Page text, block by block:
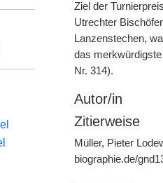
Ziel der
Utrechter
Lanzenstechen,
das
Nr. 314).
Autor/in
Zitierweise
Müller, Pieter
biographie.de/